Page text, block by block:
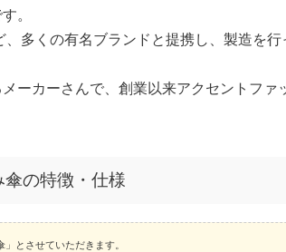
。
多くの有名ブランドと提携し、製造を
ーカーさんで、創業以来アクセントファ
の特徴・仕様
とさせていただきます。